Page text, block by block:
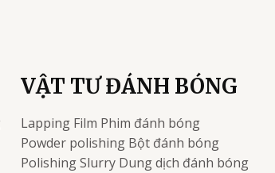
VẬT TƯ ĐÁNH BÓNG
Lapping Film Phim đánh bóng
Powder polishing Bột đánh bóng
Polishing Slurry Dung dịch đánh bóng